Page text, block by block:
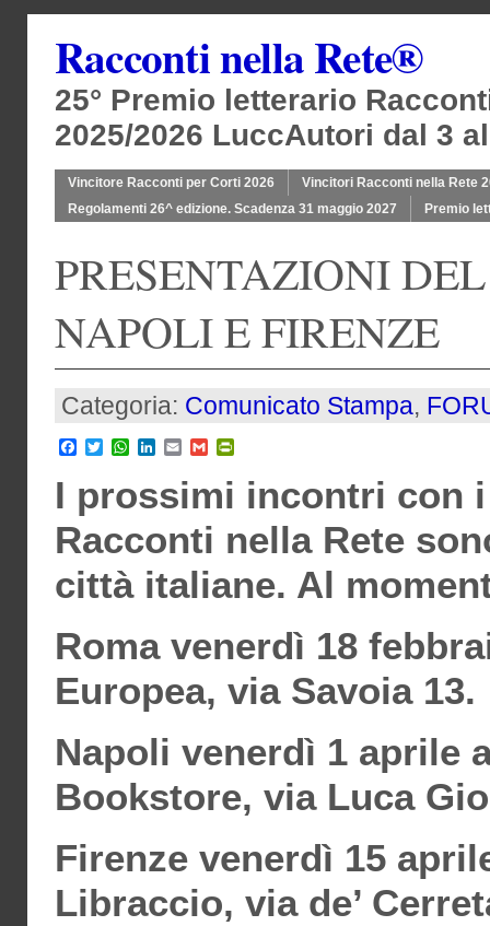
Racconti nella Rete®
25° Premio letterario
2025/2026 LuccAutori dal 3
Vincitore Racconti per Corti 2026
Vincitori Racconti nella Rete
Regolamenti 26^ edizione. Scadenza 31 maggio 2027
Premio
PRESENTAZIONI
NAPOLI E FIRENZE
Categoria: Comunicato Stampa,
Facebook
TwitterWhatsApp
LinkedIn
EmailGmail
I prossimi incontri con
Racconti nella Rete
città italiane. Al
Roma venerdì 18
Europea, via Savoia 13.
Napoli venerdì 1 aprile
Bookstore, via Luca
Firenze venerdì 15
Libraccio, via de’